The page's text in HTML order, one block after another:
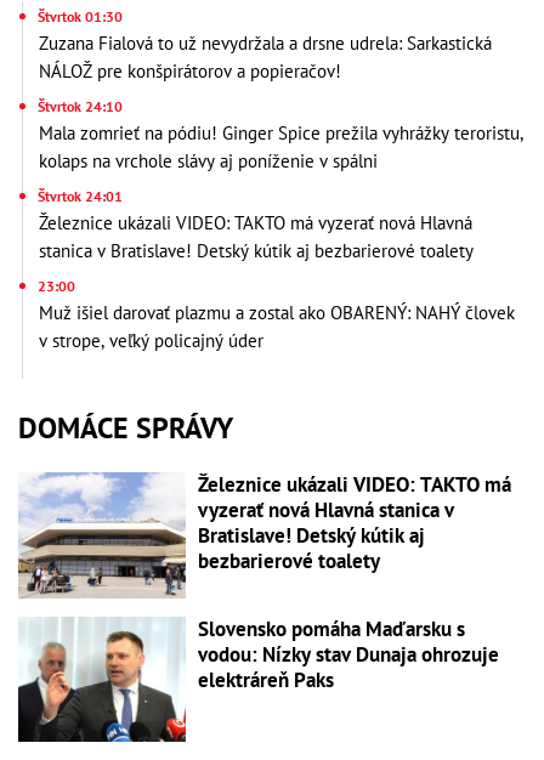
Štvrtok 01:30
Zuzana Fialová to už nevydržala a drsne udrela: Sarkastická
NÁLOŽ pre konšpirátorov a popieračov!
Štvrtok 24:10
Mala zomrieť na pódiu! Ginger Spice prežila vyhrážky teroristu,
kolaps na vrchole slávy aj poníženie v spálni
Štvrtok 24:01
Železnice ukázali VIDEO: TAKTO má vyzerať nová Hlavná
stanica v Bratislave! Detský kútik aj bezbarierové toalety
23:00
Muž išiel darovať plazmu a zostal ako OBARENÝ: NAHÝ človek
v strope, veľký policajný úder
DOMÁCE SPRÁVY
Železnice ukázali VIDEO: TAKTO má
vyzerať nová Hlavná stanica v
Bratislave! Detský kútik aj
bezbarierové toalety
Slovensko pomáha Maďarsku s
vodou: Nízky stav Dunaja ohrozuje
elektráreň Paks